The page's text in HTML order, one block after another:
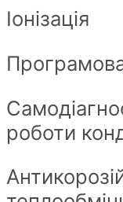
Іонізація
роботи